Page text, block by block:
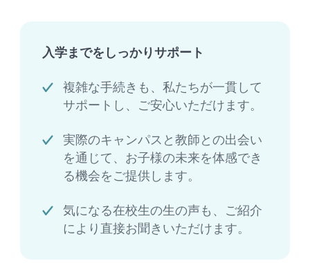
入学までをしっかりサポート
複雑な手続きも、私たちが一貫して
サポートし、ご安心いただけます。
実際のキャンパスと教師との出会い
を通じて、お子様の未来を体感でき
る機会をご提供します。
気になる在校生の生の声も、ご紹介
により直接お聞きいただけます。